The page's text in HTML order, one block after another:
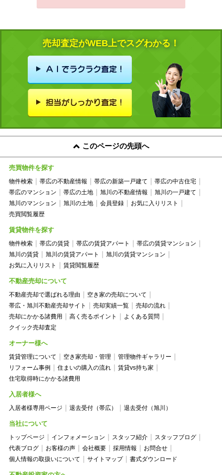
売却査定がWEB上でスグわかる！
このページの先頭へ
売買物件を探す
物件検索 帯広の不動産情報 帯広の新築一戸建て
帯広の中古住宅
帯広のマンション
帯広の土地 旭川の不動産情報
旭川の一戸建て
旭川のマンション
旭川の土地 会員登録
お気に入りリスト
売買閲覧履歴
賃貸物件を探す
物件検索 帯広の賃貸 帯広の賃貸アパート
帯広の賃貸マンション
旭川の賃貸
旭川の賃貸アパート
旭川の賃貸マンション
お気に入りリスト
賃貸閲覧履歴
不動産売却について
不動産売却で選ばれる理由
空き家の売却について
帯広・旭川不動産売却サイト
売却実績一覧
売却の流れ
売却にかかる諸費用
高く売るポイント
よくある質問
クイック売却査定
オーナー様へ
賃貸管理について 空き家売却・管理
管理物件ギャラリー
リフォーム事例
住まいの購入の流れ
賃貸vs持ち家
住宅取得時にかかる諸費用
入居者様へ
入居者様専用ページ 退去受付（帯広） 退去受付（旭川）
当社について
トップページ インフォメーション スタッフ紹介
スタッフブログ
代表ブログ
お客様の声 会社概要 採用情報
お問合せ
個人情報の取扱いについて
サイトマップ 書式ダウンロード